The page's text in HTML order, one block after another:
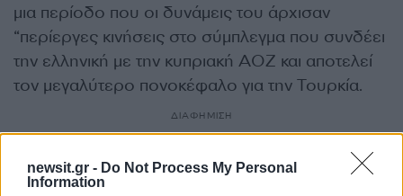
newsit.gr - Do Not Process My Personal
Information
μια περίοδο που οι δυνάμεις του άρχισαν
“περίεργες κινήσεις στο σύμπλεγμα που συνδέει
την ελληνική με την κυπριακή ΑΟΖ και αποτελεί
τον μεγαλύτερο πονοκέφαλο για την Τουρκία.
ΔΙΑΦΗΜΙΣΗ